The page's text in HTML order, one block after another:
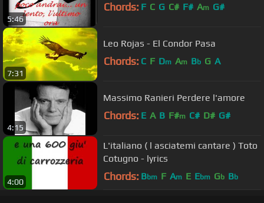
5:46
Chords: F C G C# F# Am G#
7:31
Leo Rojas - El Condor Pasa
Chords: C F Dm Am Bb G A
4:15
Massimo Ranieri Perdere l'amore
Chords: E A B F#m C# D# G#
4:00
L'italiano ( l asciatemi cantare ) Toto
Cotugno - lyrics
Chords: Bbm F Am E Ebm Gb Bb